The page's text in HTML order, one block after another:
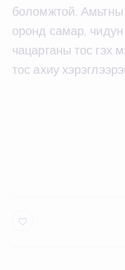
боломжтой. Амьтны
оронд самар,
чацарганы тос гэх
тос ахиу